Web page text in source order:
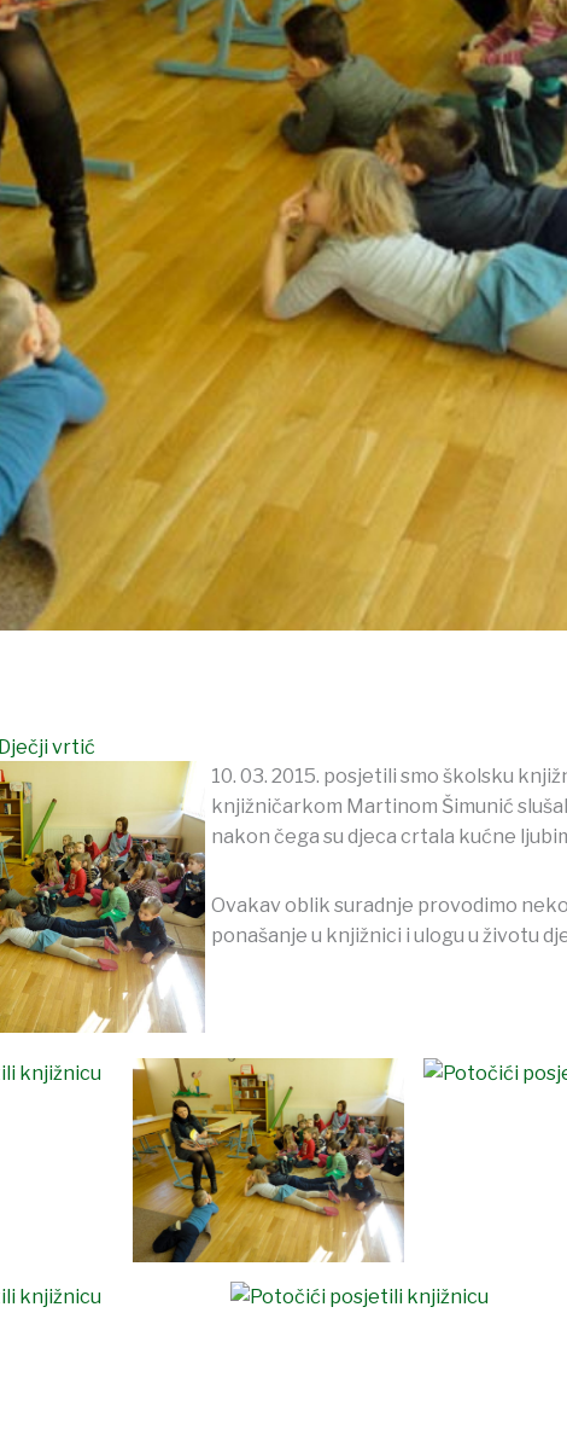
Dječji vrtić
10. 03. 2015. posjetili smo školsku
knjižničarkom Martinom Šimunić
nakon čega su djeca crtala kućne
Ovakav oblik suradnje provodimo
ponašanje u knjižnici i ulogu u životu